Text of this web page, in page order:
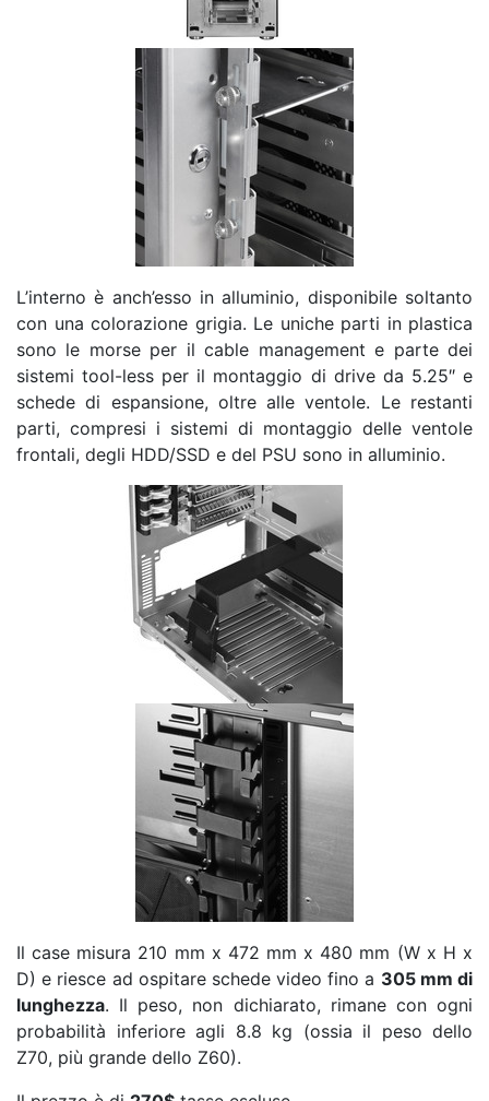
L’interno è anch’esso in alluminio, disponibile soltanto
con una colorazione grigia. Le uniche parti in plastica
sono le morse per il cable management e parte dei
sistemi tool-less per il montaggio di drive da 5.25″ e
schede di espansione, oltre alle ventole. Le restanti
parti, compresi i sistemi di montaggio delle ventole
frontali, degli HDD/SSD e del PSU sono in alluminio.
Il case misura 210 mm x 472 mm x 480 mm (W x H x
D) e riesce ad ospitare schede video fino a 305 mm di
lunghezza. Il peso, non dichiarato, rimane con ogni
probabilità inferiore agli 8.8 kg (ossia il peso dello
Z70, più grande dello Z60).